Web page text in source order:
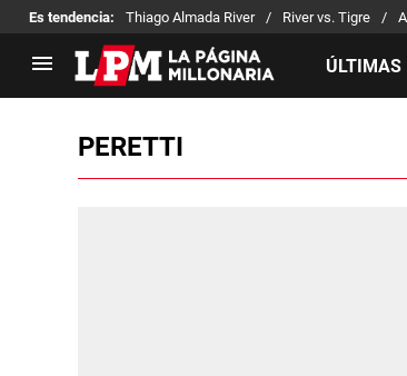
Es tendencia: Thiago Almada River River vs. Tigre
ÚLTIMAS
LIGA PROFESIONAL
PERETTI